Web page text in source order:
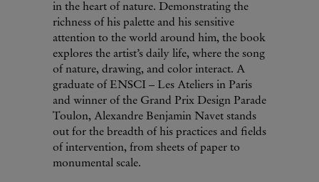
in the heart of nature. Demonstrating the
richness of his palette and his sensitive
attention to the world around him, the book
explores the artist’s daily life, where the song
of nature, drawing, and color interact. A
graduate of ENSCI – Les Ateliers in Paris
and winner of the Grand Prix Design Parade
Toulon, Alexandre Benjamin Navet stands
out for the breadth of his practices and fields
of intervention, from sheets of paper to
monumental scale.